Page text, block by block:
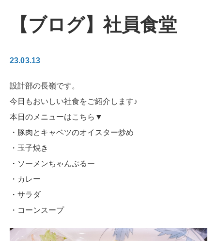
【ブログ】社員食堂
23.03.13
設計部の長嶺です。
今日もおいしい社食をご紹介します♪
本日のメニューはこちら▼
・豚肉とキャベツのオイスター炒め
・玉子焼き
・ソーメンちゃんぷるー
・カレー
・サラダ
・コーンスープ